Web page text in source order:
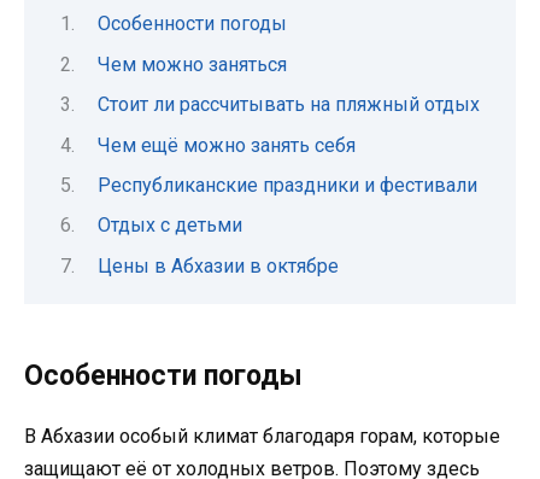
Особенности погоды
Чем можно заняться
Стоит ли рассчитывать на пляжный отдых
Чем ещё можно занять себя
Республиканские праздники и фестивали
Отдых с детьми
Цены в Абхазии в октябре
Особенности погоды
В Абхазии особый климат благодаря горам, которые
защищают её от холодных ветров. Поэтому здесь